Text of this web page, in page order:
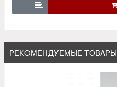

РЕКОМЕНДУЕМЫЕ ТОВАРЫ